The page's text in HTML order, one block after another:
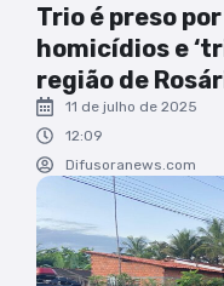
Trio é preso
homicídios e
região de
11 de julho de 2025
12:09
Difusoranews.com